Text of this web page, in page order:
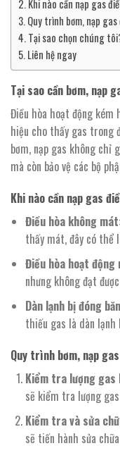
Khi nào cần nạp gas
Quy trình bơm, nạp
Tại sao chọn chúng
Liên hệ ngay
Tại sao cần bơm, nạp
Điều hòa hoạt động kém
hiệu cho thấy gas trong
bơm, nạp gas không chỉ
mà còn bảo vệ các bộ
Khi nào cần nạp gas
Điều hòa không mát
thấy mát, đây có thể
Điều hòa hoạt động
nhưng không đạt
Dàn lạnh bị đóng
thiếu gas là dàn lạnh
Quy trình bơm, nạp
Kiểm tra lượng gas
sẽ kiểm tra lượng
Kiểm tra và sửa
sẽ tiến hành sửa